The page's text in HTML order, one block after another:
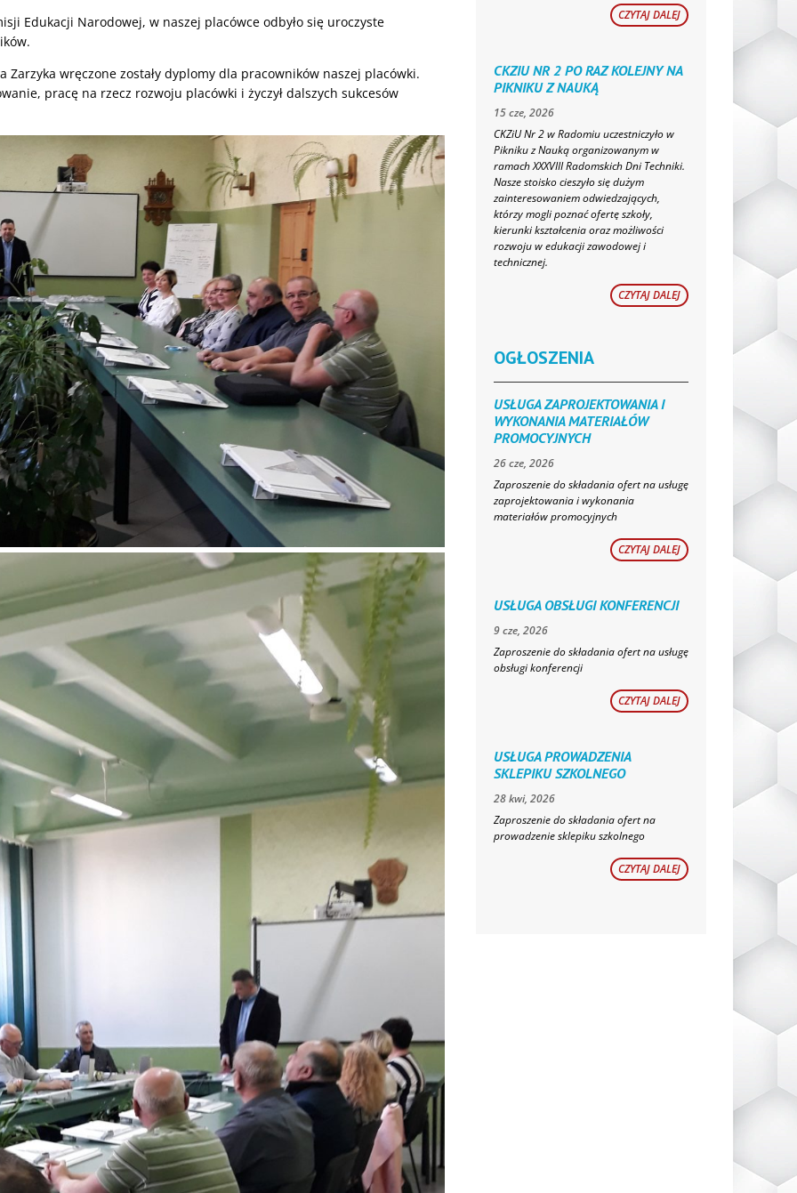
Edukacji Narodowej, w naszej placówce odbyło się uroczyste
Zarzyka wręczone zostały dyplomy dla pracowników naszej placówki.
pracę na rzecz rozwoju placówki i życzył dalszych sukcesów
CZYTAJ DALEJ
CKZIU NR 2 PO RAZ KOLEJNY NA
PIKNIKU Z NAUKĄ
15 cze, 2026
CKZiU Nr 2 w Radomiu uczestniczyło w
Pikniku z Nauką organizowanym w
ramach XXXVIII Radomskich Dni Techniki.
Nasze stoisko cieszyło się dużym
zainteresowaniem odwiedzających,
którzy mogli poznać ofertę szkoły,
kierunki kształcenia oraz możliwości
rozwoju w edukacji zawodowej i
technicznej.
CZYTAJ DALEJ
OGŁOSZENIA
USŁUGA ZAPROJEKTOWANIA I
WYKONANIA MATERIAŁÓW
PROMOCYJNYCH
26 cze, 2026
Zaproszenie do składania ofert na usługę
zaprojektowania i wykonania
materiałów promocyjnych
CZYTAJ DALEJ
USŁUGA OBSŁUGI KONFERENCJI
9 cze, 2026
Zaproszenie do składania ofert na usługę
obsługi konferencji
CZYTAJ DALEJ
USŁUGA PROWADZENIA
SKLEPIKU SZKOLNEGO
28 kwi, 2026
Zaproszenie do składania ofert na
prowadzenie sklepiku szkolnego
CZYTAJ DALEJ